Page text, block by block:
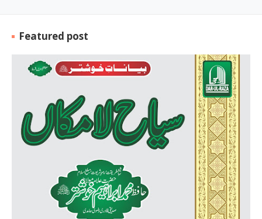
Featured post